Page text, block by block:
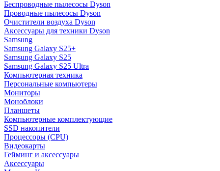
Беспроводные пылесосы Dyson
Проводные пылесосы Dyson
Очистители воздуха Dyson
Аксессуары для техники Dyson
Samsung
Samsung Galaxy S25+
Samsung Galaxy S25
Samsung Galaxy S25 Ultra
Компьютерная техника
Персональные компьютеры
Мониторы
Моноблоки
Планшеты
Компьютерные комплектующие
SSD накопители
Процессоры (CPU)
Видеокарты
Гейминг и аксессуары
Аксессуары